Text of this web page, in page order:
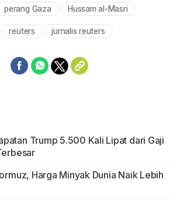
perang Gaza Hussam al-Masri
reuters jurnalis reuters
Trump 5.500 Kali Lipat dari Gaji
Harga Minyak Dunia Naik Lebih